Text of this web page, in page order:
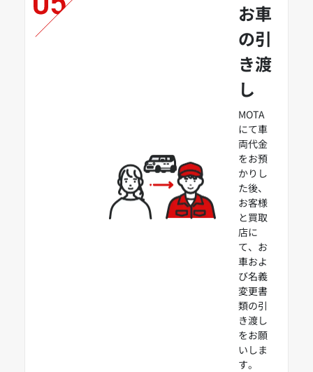
お車
の引
き渡
し
MOTA
にて車
両代金
をお預
かりし
た後、
お客様
と買取
店に
て、お
車およ
び名義
変更書
類の引
き渡し
をお願
いしま
す。